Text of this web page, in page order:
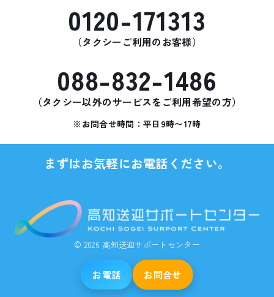
0120-171313
（タクシーご利用のお客様）
088-832-1486
（タクシー以外のサービスをご利用希望の方）
※お問合せ時間：平日9時〜17時
まずはお気軽にお電話ください。
© 2026 高知送迎サポートセンター
お電話 お問合せ